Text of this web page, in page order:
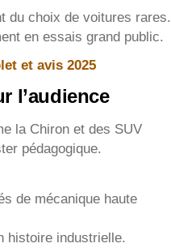
du choix de voitures rares.
en essais grand public.
et avis 2025
l’audience
la Chiron et des SUV
pédagogique.
de mécanique haute
histoire industrielle.